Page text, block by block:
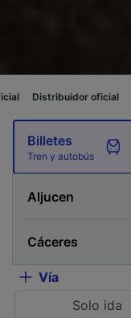
oficial
Billetes
Tren y autobús
Vía
Solo ida